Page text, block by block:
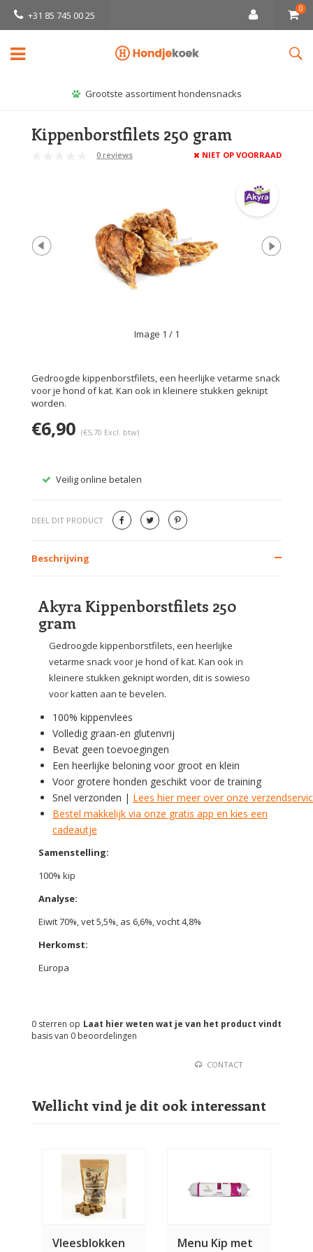
+31 85 745 00 25
0
Grootste assortiment hondensnacks
Kippenborstfilets 250 gram
0 reviews NIET OP VOORRAAD
Image 1 / 1
Gedroogde kippenborstfilets, een heerlijke vetarme snack
voor je hond of kat. Kan ook in kleinere stukken geknipt
worden.
€6,90 (€5,70 Excl. btw)
Veilig online betalen
DEEL DIT PRODUCT
Beschrijving
Akyra Kippenborstfilets 250
gram
Gedroogde kippenborstfilets, een heerlijke
vetarme snack voor je hond of kat. Kan ook in
kleinere stukken geknipt worden, dit is sowieso
voor katten aan te bevelen.
100% kippenvlees
Volledig graan-en glutenvrij
Bevat geen toevoegingen
Een heerlijke beloning voor groot en klein
Voor grotere honden geschikt voor de training
Snel verzonden | Lees hier meer over onze
Bestel makkelijk via onze gratis app en kies een
cadeautje
Samenstelling:
100% kip
Analyse:
Eiwit 70%, vet 5,5%, as 6,6%, vocht 4,8%
Herkomst:
Europa
Laat hier weten wat je van het product vindt
0 sterren op
basis van 0 beoordelingen
CONTACT
Wellicht vind je dit ook interessant
Vleesblokken
Menu Kip met